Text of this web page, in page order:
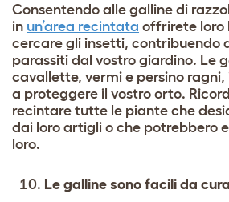
Consentendo alle galline di
in un’area recintata offrirete loro
cercare gli insetti, contribuendo
parassiti dal vostro giardino. Le
cavallette, vermi e persino
a proteggere il vostro orto.
recintare tutte le piante che
dai loro artigli o che potrebbero
loro.
Le galline sono facili da